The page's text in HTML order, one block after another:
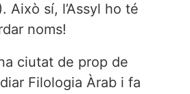
Això sí, l’Assyl ho té
noms!
ciutat de prop de
Filologia Àrab i fa